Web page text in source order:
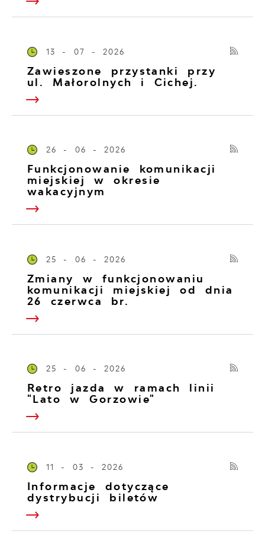
13 - 07 - 2026
Zawieszone przystanki przy
ul. Małorolnych i Cichej.
26 - 06 - 2026
Funkcjonowanie komunikacji
miejskiej w okresie
wakacyjnym
25 - 06 - 2026
Zmiany w funkcjonowaniu
komunikacji miejskiej od dnia
26 czerwca br.
25 - 06 - 2026
Retro jazda w ramach linii
"Lato w Gorzowie"
11 - 03 - 2026
Informacje dotyczące
dystrybucji biletów